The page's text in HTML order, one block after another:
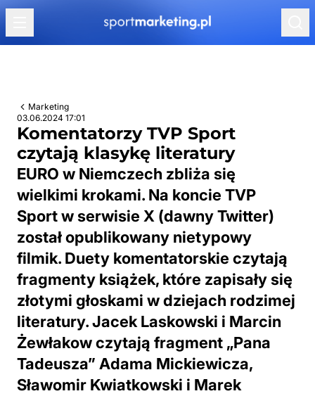
Przejdź do treści
Marketing
03.06.2024 17:01
Komentatorzy TVP Sport
czytają klasykę literatury
EURO w Niemczech zbliża się
wielkimi krokami. Na koncie TVP
Sport w serwisie X (dawny Twitter)
został opublikowany nietypowy
filmik. Duety komentatorskie czytają
fragmenty książek, które zapisały się
złotymi głoskami w dziejach rodzimej
literatury. Jacek Laskowski i Marcin
Żewłakow czytają fragment „Pana
Tadeusza” Adama Mickiewicza,
Sławomir Kwiatkowski i Marek